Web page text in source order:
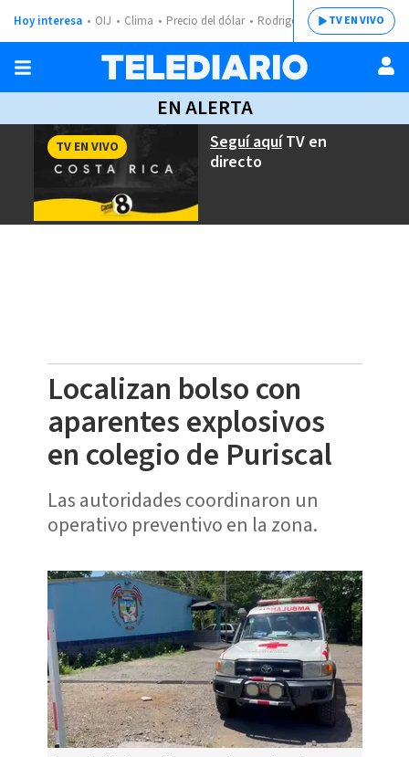
Hoy interesa OIJ Clima Precio del dólar Rodrigo ChavesTV EN VIVO
EN ALERTA
Seguí aquíTV en
directo
TV EN VIVO
Localizan bolso con
aparentes explosivos
en colegio de Puriscal
Las autoridades coordinaron un
operativo preventivo en la zona.